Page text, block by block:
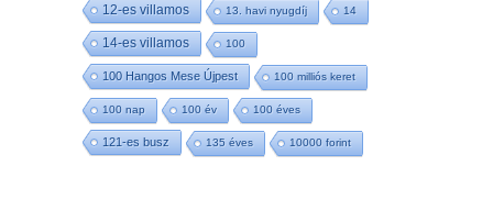
12-es villamos 13. havi nyugdíj 14
14-es villamos 100
100 Hangos Mese Újpest 100 milliós keret
100 nap 100 év 100 éves
121-es busz 135 éves 10000 forint